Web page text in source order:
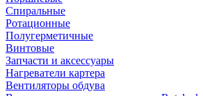
Спиральные
Ротационные
Полугерметичные
Винтовые
Запчасти и аксессуары
Нагреватели картера
Вентиляторы обдува